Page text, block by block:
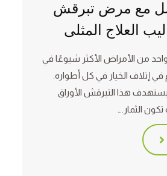
مع مرض تبرقش
العلاج المثلى
من الأمراض الأكثر شيوعًا في
إتلاف الخيار في كل أطواره.
هذا التبرقش الأوراق
الثمار.…